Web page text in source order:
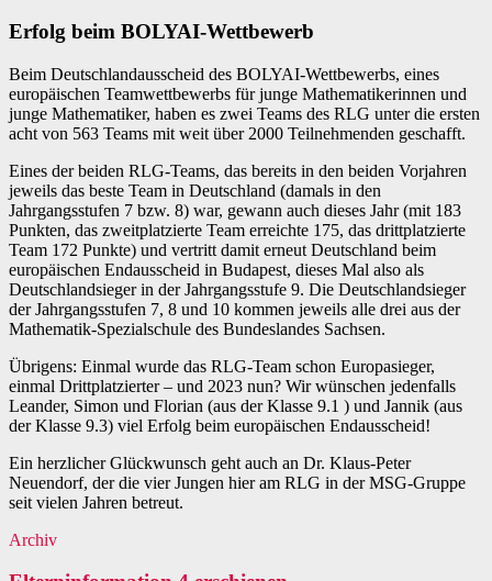
Erfolg beim BOLYAI-Wettbewerb
Beim Deutschlandausscheid des BOLYAI-Wettbewerbs, eines
europäischen Teamwettbewerbs für junge Mathematikerinnen und
junge Mathematiker, haben es zwei Teams des RLG unter die ersten
acht von 563 Teams mit weit über 2000 Teilnehmenden geschafft.
Eines der beiden RLG-Teams, das bereits in den beiden Vorjahren
jeweils das beste Team in Deutschland (damals in den
Jahrgangsstufen 7 bzw. 8) war, gewann auch dieses Jahr (mit 183
Punkten, das zweitplatzierte Team erreichte 175, das drittplatzierte
Team 172 Punkte) und vertritt damit erneut Deutschland beim
europäischen Endausscheid in Budapest, dieses Mal also als
Deutschlandsieger in der Jahrgangsstufe 9. Die Deutschlandsieger
der Jahrgangsstufen 7, 8 und 10 kommen jeweils alle drei aus der
Mathematik-Spezialschule des Bundeslandes Sachsen.
Übrigens: Einmal wurde das RLG-Team schon Europasieger,
einmal Drittplatzierter – und 2023 nun? Wir wünschen jedenfalls
Leander, Simon und Florian (aus der Klasse 9.1 ) und Jannik (aus
der Klasse 9.3) viel Erfolg beim europäischen Endausscheid!
Ein herzlicher Glückwunsch geht auch an Dr. Klaus-Peter
Neuendorf, der die vier Jungen hier am RLG in der MSG-Gruppe
seit vielen Jahren betreut.
Archiv